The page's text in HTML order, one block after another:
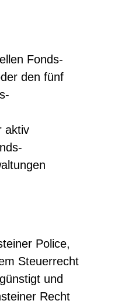
Fonds-
den fünf
aktiv
Police,
Steuerrecht
und
Recht